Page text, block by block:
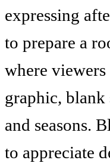
expressing
to prepare a
where
graphic, blank
and seasons.
to appreciate